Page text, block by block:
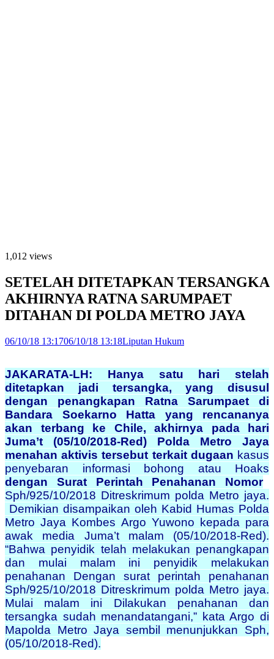
1,012 views
SETELAH DITETAPKAN TERSANGKA
AKHIRNYA RATNA SARUMPAET
DITAHAN DI POLDA METRO JAYA
06/10/18 13:1706/10/18 13:18Liputan Hukum
JAKARATA-LH: Hanya satu hari stelah
ditetapkan jadi tersangka, yang disusul
dengan penangkapan Ratna Sarumpaet di
Bandara Soekarno Hatta yang rencananya
akan terbang ke Chile, akhirnya pada hari
Juma’t (05/10/2018-Red) Polda Metro Jaya
menahan aktivis tersebut terkait dugaan kasus
penyebaran informasi bohong atau Hoaks
dengan Surat Perintah Penahanan Nomor
Sph/925/10/2018 Ditreskrimum polda Metro jaya.
Demikian disampaikan oleh Kabid Humas Polda
Metro Jaya Kombes Argo Yuwono kepada para
awak media Juma’t malam (05/10/2018-Red).
“Bahwa penyidik telah melakukan penangkapan
dan mulai malam ini penyidik melakukan
penahanan Dengan surat perintah penahanan
Sph/925/10/2018 Ditreskrimum polda Metro jaya.
Mulai malam ini Dilakukan penahanan dan
tersangka sudah menandatangani,” kata Argo di
Mapolda Metro Jaya sembil menunjukkan Sph,
(05/10/2018-Red).